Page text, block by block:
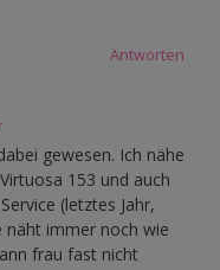
Antworten
gewesen. Ich nähe
153 und auch
(letztes Jahr,
näht immer noch wie
frau fast nicht